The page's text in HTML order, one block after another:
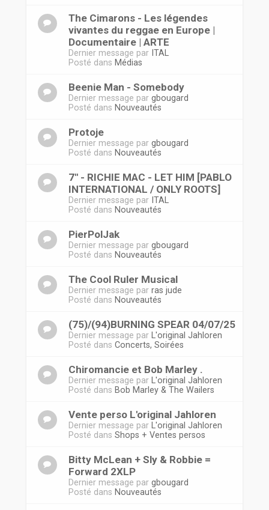
The Cimarons - Les légendes
vivantes du reggae en Europe |
Documentaire | ARTE
Dernier message par ITAL
Posté dans Médias
Beenie Man - Somebody
Dernier message par gbougard
Posté dans Nouveautés
Protoje
Dernier message par gbougard
Posté dans Nouveautés
7" - RICHIE MAC - LET HIM [PABLO
INTERNATIONAL / ONLY ROOTS]
Dernier message par ITAL
Posté dans Nouveautés
PierPolJak
Dernier message par gbougard
Posté dans Nouveautés
The Cool Ruler Musical
Dernier message par ras jude
Posté dans Nouveautés
(75)/(94)BURNING SPEAR 04/07/25
Dernier message par
L'original Jahloren
Posté dans Concerts, Soirées
Chiromancie et Bob Marley .
Dernier message par
L'original Jahloren
Posté dans Bob Marley & The Wailers
Vente perso L'original Jahloren
Dernier message par
L'original Jahloren
Posté dans Shops + Ventes persos
Bitty McLean + Sly & Robbie =
Forward 2XLP
Dernier message par gbougard
Posté dans Nouveautés